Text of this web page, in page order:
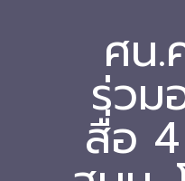
-- มาตรฐานข้อมู
-- สถานศึกษานำ
-- EdusandboxGM
ศน.
ร่วม
สื่อ